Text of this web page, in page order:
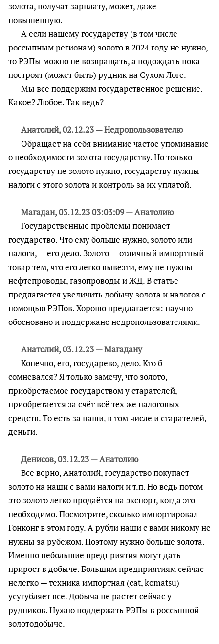
золота, получат зарплату, может, даже
повышенную.
А если нашему государству (в том числе
россыпным регионам) золото в 2024 году не нужно,
то РЭПы можно не возвращать, а подождать пока
построят (может быть) рудник на Сухом Логе.
Мы все поддержим государственное решение.
Какое? Любое. Так ведь?
Анатолий, 02.12.23 — Недропользователю
Обращает на себя внимание частое упоминание
о необходимости золота государству. Но только
государству не золото нужно, государству нужны
налоги с этого золота и контроль за их уплатой.
Магадан, 03.12.23 03:03:09 — Анатолию
Государственные проблемы понимает
государство. Что ему больше нужно, золото или
налоги, — его дело. Золото — отличный импортный
товар тем, что его легко вывезти, ему не нужны
нефтепроводы, газопроводы и ЖД. В статье
предлагается увеличить добычу золота и налогов с
помощью РЭПов. Хорошо предлагается: научно
обосновано и поддержано недропользователями.
Анатолий, 03.12.23 — Магадану
Конечно, его, государево, дело. Кто б
сомневался? Я только замечу, что золото,
приобретаемое государством у старателей,
приобретается за счёт всё тех же налоговых
средств. То есть за наши, в том числе и старателей,
деньги.
Денисов, 03.12.23 — Анатолию
Все верно, Анатолий, государство покупает
золото на наши с вами налоги и т.п. Но ведь потом
это золото легко продаётся на экспорт, когда это
необходимо. Посмотрите, сколько импортировал
Гонконг в этом году. А рубли наши с вами никому не
нужны за рубежом. Поэтому нужно больше золота.
Именно небольшие предприятия могут дать
прирост в добыче. Большим предприятиям сейчас
нелегко — техника импортная (cat, komatsu)
усугубляет все. Добыча не растет сейчас у
рудников. Нужно поддержать РЭПы в россыпной
золотодобыче.